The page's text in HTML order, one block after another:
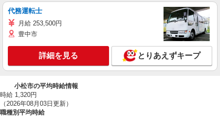
代務運転士
月給 253,500円
豊中市
詳細を見る とりあえずキープ
小松市の平均時給情報
時給 1,320円
（2026年08月03日更新）
職種別平均時給